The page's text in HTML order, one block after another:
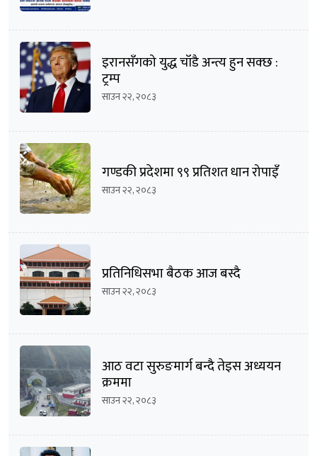
इरानसँगको युद्ध चाँडै अन्त्य हुन सक्छ :
ट्रम्प
साउन २२, २०८३
गण्डकी प्रदेशमा ९९ प्रतिशत धान रोपाइँ
साउन २२, २०८३
प्रतिनिधिसभा बैठक आज बस्दै
साउन २२, २०८३
आठ वटा सुरुङमार्ग बन्दै तेइस अध्ययन
क्रममा
साउन २२, २०८३